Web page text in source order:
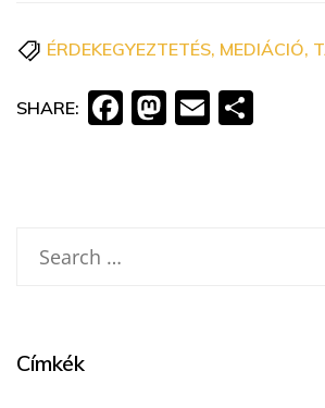
ÉRDEKEGYEZTETÉS, MEDIÁCIÓ,
SHARE: Facebook
Mastodon
Email
Címkék